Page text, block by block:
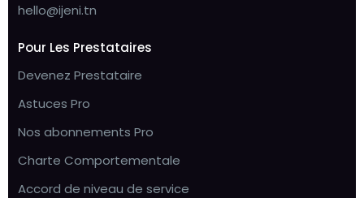
hello@ijeni.tn
Pour Les Prestataires
Devenez Prestataire
Astuces Pro
Nos abonnements Pro
Charte Comportementale
Accord de niveau de service